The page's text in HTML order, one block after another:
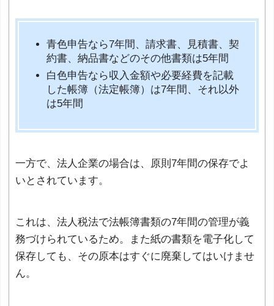
青色申告なら7年間、請求書、見積書、契
約書、納品書などのその他書類は5年間
白色申告なら収入金額や必要経費を記載
した帳簿（法定帳簿）は7年間、それ以外
は5年間
一方で、法人企業の場合は、原則7年間の保存でよ
いとされています。
これは、法人税法で法帳簿書類の7年間の管理が義
務づけられているため。また紙の書類を電子化して
保存しても、その原本はすぐに廃棄してはいけませ
ん。